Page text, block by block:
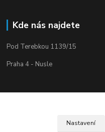
Kde nás najdete
Pod Terebkou 1139/15
Praha 4 - Nusle
Nastavení